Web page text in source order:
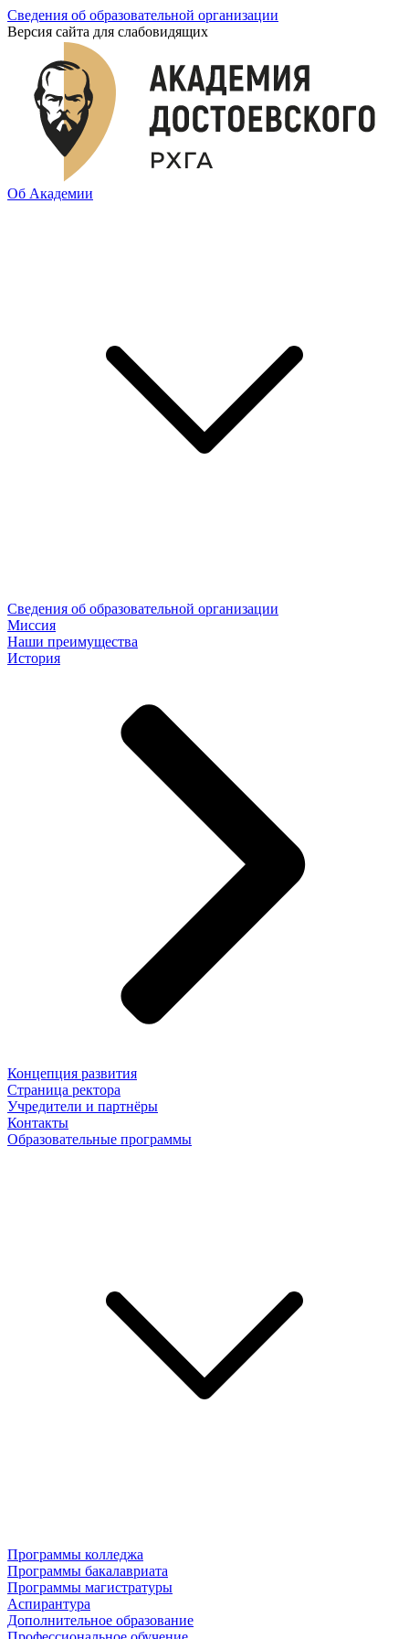
Сведения об образовательной организации
Версия сайта для слабовидящих
Об Академии
Сведения об образовательной организации
Миссия
Наши преимущества
История
Концепция развития
Страница ректора
Учредители и партнёры
Контакты
Образовательные программы
Программы колледжа
Программы бакалавриата
Программы магистратуры
Аспирантура
Дополнительное образование